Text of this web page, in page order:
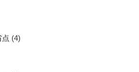
点 (4)